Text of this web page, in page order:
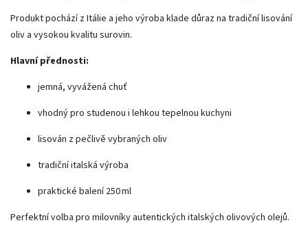
Produkt pochází zItálie a jeho výroba klade důraz na tradiční lisování
oliv a vysokou kvalitu surovin.
Hlavní přednosti:
jemná, vyvážená chuť
vhodný pro studenou i lehkou tepelnou kuchyni
lisován z pečlivě vybraných oliv
tradiční italská výroba
praktické balení 250 ml
Perfektní volba pro milovníky autentických italských olivových olejů.